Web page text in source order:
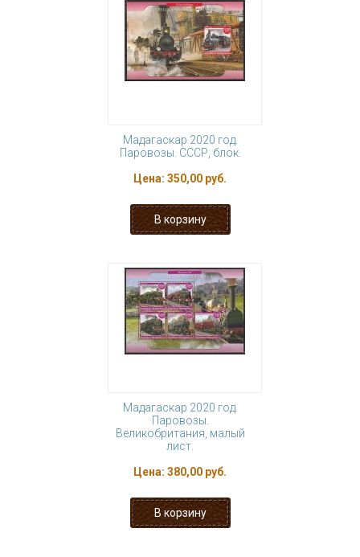
Мадагаскар 2020 год.
Паровозы. СССР, блок.
Цена: 350,00 руб.
Мадагаскар 2020 год.
Паровозы.
Великобритания, малый
лист.
Цена: 380,00 руб.